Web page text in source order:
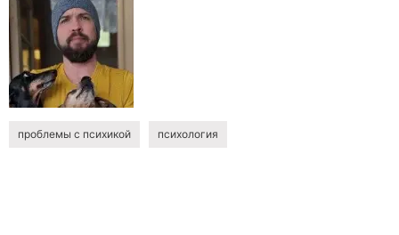
проблемы с психикой психология